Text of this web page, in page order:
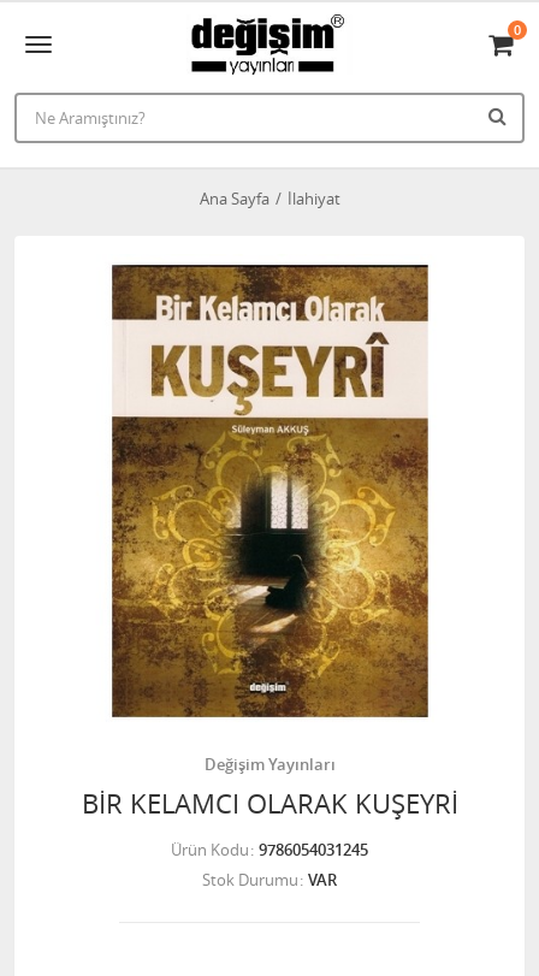
0
Ana Sayfa İlahiyat
Değişim Yayınları
BİR KELAMCI OLARAK KUŞEYRİ
Ürün Kodu 9786054031245
Stok Durumu VAR